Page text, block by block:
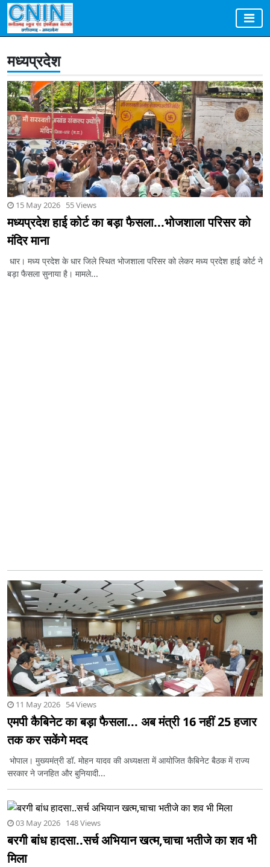
मध्यप्रदेश
15 May 2026 55 Views
मध्यप्रदेश हाई कोर्ट का बड़ा फैसला...भोजशाला परिसर को
मंदिर माना
धार। मध्य प्रदेश के धार जिले स्थित भोजशाला परिसर को लेकर मध्य प्रदेश हाई कोर्ट ने
बड़ा फैसला सुनाया है। मामले...
11 May 2026 54 Views
एमपी कैबिनेट का बड़ा फैसला... अब मंत्री 16 नहीं 25 हजार
तक कर सकेंगे मदद
भोपाल। मुख्यमंत्री डॉ. मोहन यादव की अध्यक्षता में आयोजित कैबिनेट बैठक में राज्य
सरकार ने जनहित और बुनियादी...
03 May 2026 148 Views
बरगी बांध हादसा..सर्च अभियान खत्म,चाचा भतीजे का शव भी
मिला